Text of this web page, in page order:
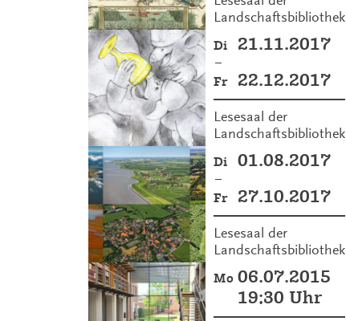
Landschaftsbibliothek
Di 21.11.2017
–
Fr 22.12.2017
Lesesaal der
Landschaftsbibliothek
Di 01.08.2017
–
Fr 27.10.2017
Lesesaal der
Landschaftsbibliothek
Mo 06.07.2015
19:30 Uhr